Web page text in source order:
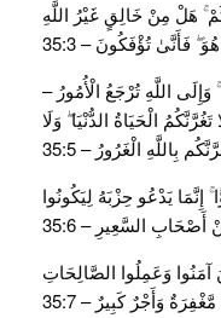
هَلْ مِنْ خَالِقٍ غَيْرُ اللَّهِ
فَأَنَّىٰ تُؤْفَكُونَ – 35:3
اللَّهِ تُرْجَعُ الْأُمُورُ –
تَغُرَّنَّكُمُ الْحَيَاةُ الدُّنْيَا ۖ وَلَا
بِاللَّهِ الْغَرُورُ – 35:5
يَدْعُو حِزْبَهُ لِيَكُونُوا
أَصْحَابِ السَّعِيرِ – 35:6
وَعَمِلُوا الصَّالِحَاتِ
وَأَجْرٌ كَبِيرٌ – 35:7